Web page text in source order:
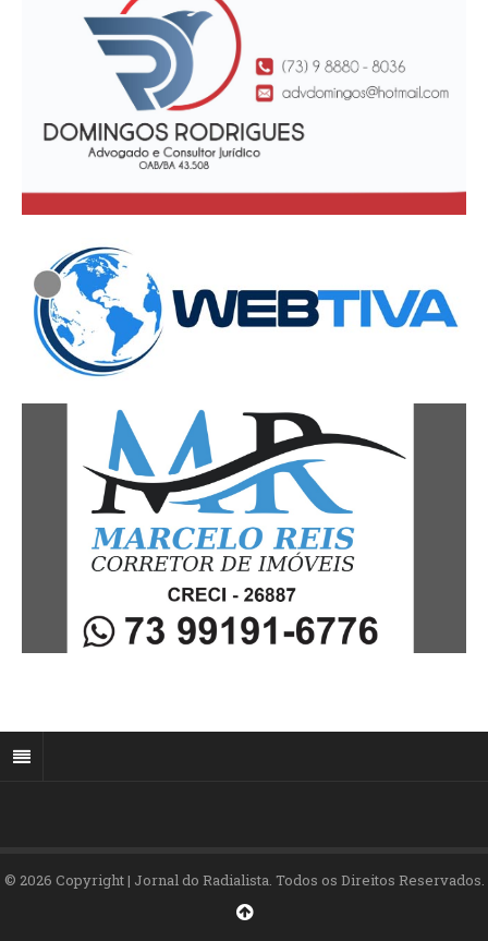
© 2026 Copyright | Jornal do Radialista. Todos os Direitos Reservados.